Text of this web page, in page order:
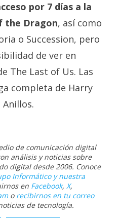
por 7 días a la
the Dragon, así como
o Succession, pero
de ver en
The Last of Us. Las
completa de Harry
de comunicación digital
análisis y noticias sobre
digital desde 2006. Conoce
Informático y nuestra
en Facebook, X,
o recibirnos en tu correo
de tecnología.